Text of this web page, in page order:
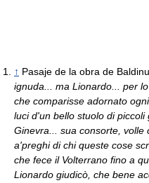
↑ Pasaje de la obra de
ignuda... ma Lionardo... per
che comparisse adornato
luci d'un bello stuolo di
Ginevra... sua consorte, volle
a'preghi di chi queste cose
che fece il Volterrano fino a
Lionardo giudicò, che bene